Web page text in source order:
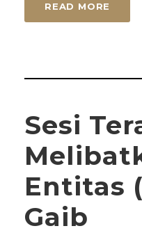
READ MORE
Sesi
Entitas
Gaib